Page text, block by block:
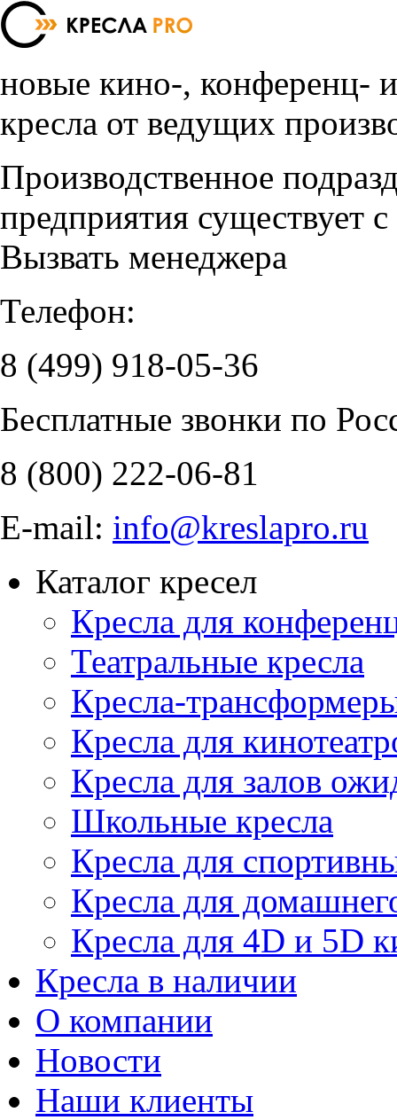
новые кино-, конференц-
кресла от ведущих
Производственное
предприятия существует
Вызвать менеджера
Телефон:
8 (499) 918-05-36
Бесплатные звонки по
8 (800) 222-06-81
E-mail: info@kreslapro.ru
Каталог кресел
Кресла для
Театральные кресла
Кресла-
Кресла для
Кресла для залов
Школьные кресла
Кресла для
Кресла для
Кресла для 4D и 5D
Кресла в наличии
О компании
Новости
Наши клиенты